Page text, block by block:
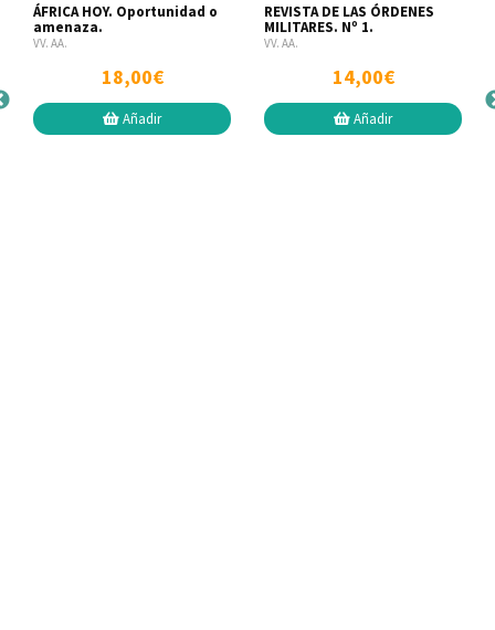
ÁFRICA HOY. Oportunidad o
amenaza.
VV. AA.
18,00€
Añadir
REVISTA DE LAS ÓRDENES
MILITARES. Nº 1.
VV. AA.
14,00€
Añadir